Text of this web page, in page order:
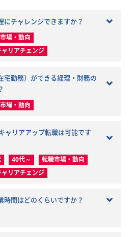
にチャレンジできますか？
場・動向
リアチェンジ
宅勤務）ができる経理・財務の
場・動向
ャリアアップ転職は可能です
40代～
転職市場・動向
リアチェンジ
時間はどのくらいですか？